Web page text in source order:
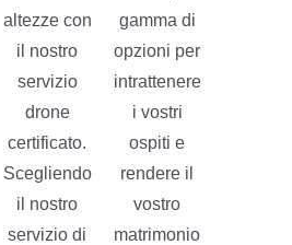
altezze con
il nostro
servizio
drone
certificato.
Scegliendo
il nostro
servizio di
gamma di
opzioni per
intrattenere
i vostri
ospiti e
rendere il
vostro
matrimonio